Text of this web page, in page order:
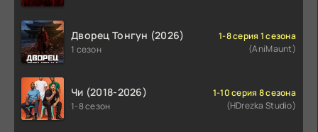
Дворец Тонгун (2026)
1 сезон
1-8 серия 1 сезона
(AniMaunt)
Чи (2018-2026)
1-8 сезон
1-10 серия 8 сезона
(HDrezka Studio)